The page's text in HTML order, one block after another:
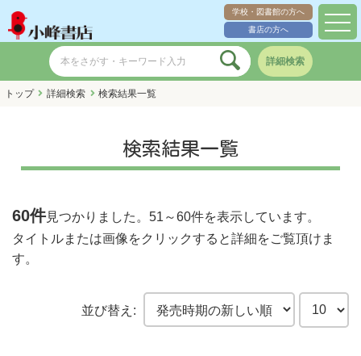
学校・図書館の方へ
書店の方へ
詳細検索
トップ 詳細検索 検索結果一覧
検索結果一覧
60件見つかりました。51～60件を表示しています。
タイトルまたは画像をクリックすると詳細をご覧頂けま
す。
並び替え: